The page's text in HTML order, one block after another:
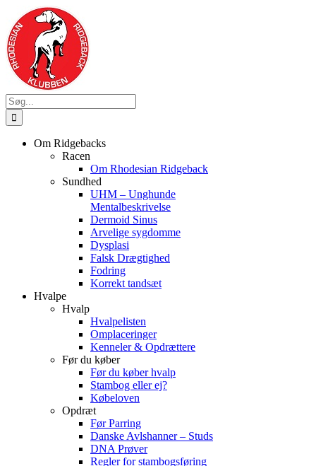
content
Søg
efter:
Om Ridgebacks
Racen
Om Rhodesian Ridgeback
Sundhed
UHM – Unghunde
Mentalbeskrivelse
Dermoid Sinus
Arvelige sygdomme
Dysplasi
Falsk Drægtighed
Fodring
Korrekt tandsæt
Hvalpe
Hvalp
Hvalpelisten
Omplaceringer
Kenneler & Opdrættere
Før du køber
Før du køber hvalp
Stambog eller ej?
Købeloven
Opdræt
Før Parring
Danske Avlshanner – Studs
DNA Prøver
Regler for stambogsføring